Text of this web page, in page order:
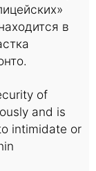
в
of
and is
intimidate or